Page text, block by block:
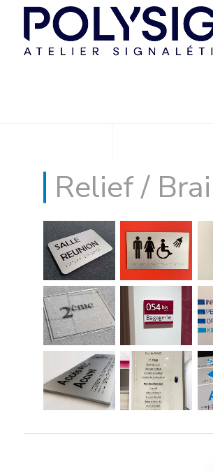
Relief /